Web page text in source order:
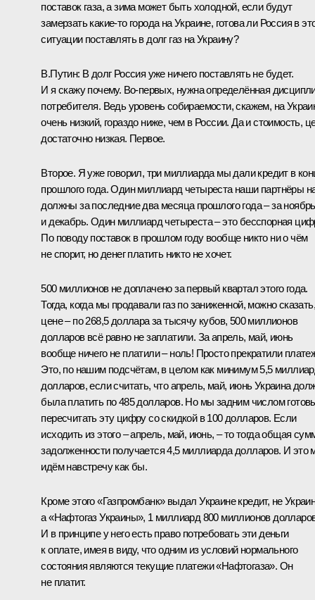
поставок газа, а зима может быть холодной, если будут
замерзать какие‑то города на Украине, готова ли Россия в
ситуации поставлять в долг газ на Украину?
В.Путин: В долг Россия уже ничего поставлять не будет.
И я скажу почему. Во‑первых, нужна определённая
потребителя. Ведь уровень собираемости, скажем, на
очень низкий, гораздо ниже, чем в России. Да и стоимость,
достаточно низкая. Первое.
Второе. Я уже говорил, три миллиарда мы дали кредит в
прошлого года. Один миллиард четыреста наши партнёры
должны за последние два месяца прошлого года – за ноябрь
и декабрь. Один миллиард четыреста – это бесспорная
По поводу поставок в прошлом году вообще никто ни о чём
не спорит, но денег платить никто не хочет.
500 миллионов не доплачено за первый квартал этого года.
Тогда, когда мы продавали газ по заниженной, можно сказать,
цене – по 268,5 доллара за тысячу кубов, 500 миллионов
долларов всё равно не заплатили. За апрель, май, июнь
вообще ничего не платили – ноль! Просто прекратили
Это, по нашим подсчётам, в целом как минимум 5,5
долларов, если считать, что апрель, май, июнь Украина
была платить по 485 долларов. Но мы задним числом
пересчитать эту цифру со скидкой в 100 долларов. Если
исходить из этого – апрель, май, июнь, – то тогда общая
задолженности получается 4,5 миллиарда долларов. И это
идём навстречу как бы.
Кроме этого «Газпромбанк» выдал Украине кредит, не
а «Нафтогаз Украины», 1 миллиард 800 миллионов
И в принципе у него есть право потребовать эти деньги
к оплате, имея в виду, что одним из условий нормального
состояния являются текущие платежи «Нафтогаза». Он
не платит.